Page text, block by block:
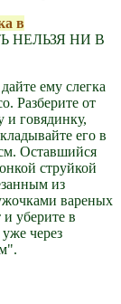
в
НЕЛЬЗЯ НИ В
ему слегка
Разберите от
и говядинку,
его в
Оставшийся
струйкой
из
вареных
уберите в
через